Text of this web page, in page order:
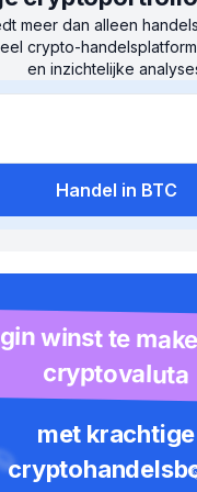
meer dan alleen
crypto-
en inzichtelijke
Handel in BTC
winst te
cryptovaluta
met krachtige